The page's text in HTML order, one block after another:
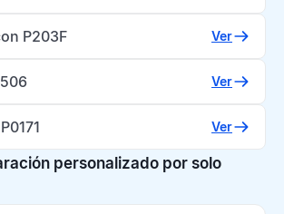
P203F Ver
Ver
Ver
personalizado por solo